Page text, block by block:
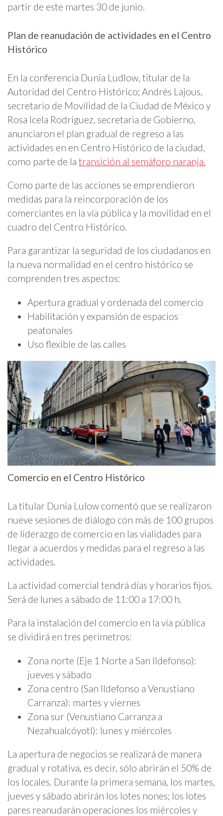
partir de este martes 30 de junio.
Plan de reanudación de actividades en el Centro
Histórico
En la conferencia Dunia Ludlow, titular de la
Autoridad del Centro Histórico; Andrés Lajous,
secretario de Movilidad de la Ciudad de México y
Rosa Icela Rodríguez, secretaria de Gobierno,
anunciaron el plan gradual de regreso a las
actividades en en Centro Histórico de la ciudad,
como parte de la transición al semáforo naranja.
Como parte de las acciones se emprendieron
medidas para la reincorporación de los
comerciantes en la vía pública y la movilidad en el
cuadro del Centro Histórico.
Para garantizar la seguridad de los ciudadanos en
la nueva normalidad en el centro histórico se
comprenden tres aspectos:
Apertura gradual y ordenada del comercio
Habilitación y expansión de espacios
peatonales
Uso flexible de las calles
Comercio en el Centro Histórico
La titular Dunia Lulow comentó que se realizaron
nueve sesiones de diálogo con más de 100 grupos
de liderazgo de comercio en las vialidades para
llegar a acuerdos y medidas para el regreso a las
actividades.
La actividad comercial tendrá días y horarios fijos.
Será de lunes a sábado de 11:00 a 17:00 h.
Para la instalación del comercio en la vía pública
se dividirá en tres perímetros:
Zona norte (Eje 1 Norte a San Ildefonso):
jueves y sábado
Zona centro (San Ildefonso a Venustiano
Carranza): martes y viernes
Zona sur (Venustiano Carranza a
Nezahualcóyotl): lunes y miércoles
La apertura de negocios se realizará de manera
gradual y rotativa, es decir, sólo abrirán el 50% de
los locales. Durante la primera semana, los martes,
jueves y sábado abrirán los lotes nones; los lotes
pares reanudarán operaciones los miércoles y